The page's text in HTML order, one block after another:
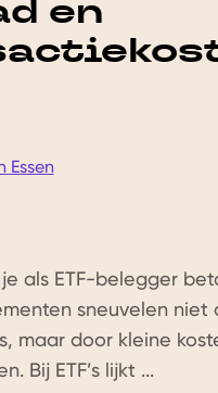
en
Essen
als ETF-belegger
sneuvelen niet
maar door kleine
Bij ETF’s lijkt ...